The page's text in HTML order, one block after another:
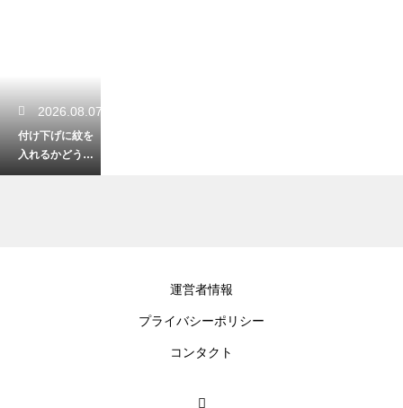
2026.08.07
付け下げに紋を
入れるかどうか
の判断基準と
運営者情報
プライバシーポリシー
コンタクト